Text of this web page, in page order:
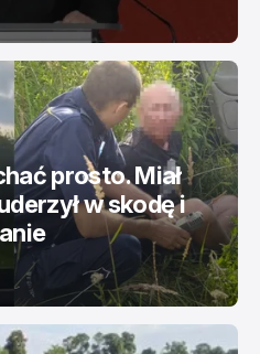
prosto. Miał
w skodę i